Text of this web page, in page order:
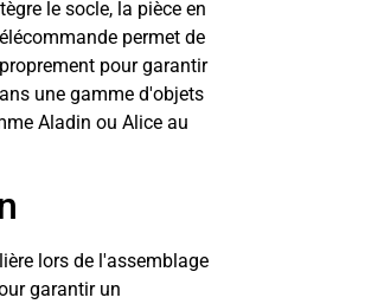
le socle, la pièce en
permet de
pour garantir
une gamme d'objets
Aladin ou Alice au
lors de l'assemblage
garantir un